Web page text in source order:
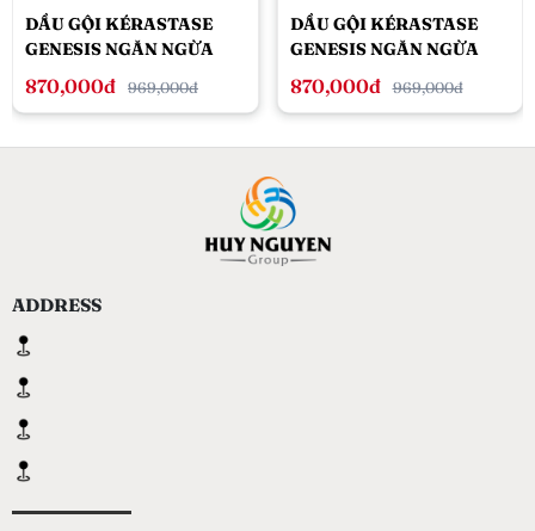
DẦU GỘI KÉRASTASE
GENESIS NGĂN NGỪA
DÀNH CHO TÓC KHÔ
870,000đ 969,000đ
DẦU GỘI KÉRASTASE
GENESIS NGĂN NGỪA
DÀNH CHO TÓC THƯỜNG
870,000đ 969,000đ
ADDRESS